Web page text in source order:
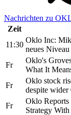
Nachrichten zu
Zeit
11:30
Oklo Inc:
neues Niveau
Fr
Oklo's
What It
Fr
Oklo stock
despite wider
Fr
Oklo Reports
Strategy